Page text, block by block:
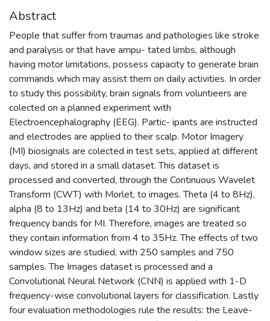
Abstract
People that suffer from traumas and pathologies like stroke
and paralysis or that have ampu- tated limbs, although
having motor limitations, possess capacity to generate brain
commands which may assist them on daily activities. In order
to study this possibility, brain signals from voluntieers are
colected on a planned experiment with
Electroencephalography (EEG). Partic- ipants are instructed
and electrodes are applied to their scalp. Motor Imagery
(MI) biosignals are colected in test sets, applied at different
days, and stored in a small dataset. This dataset is
processed and converted, through the Continuous Wavelet
Transform (CWT) with Morlet, to images. Theta (4 to 8Hz),
alpha (8 to 13Hz) and beta (14 to 30Hz) are significant
frequency bands for MI. Therefore, images are treated so
they contain information from 4 to 35Hz. The effects of two
window sizes are studied, with 250 samples and 750
samples. The Images dataset is processed and a
Convolutional Neural Network (CNN) is applied with 1-D
frequency-wise convolutional layers for classification. Lastly
four evaluation methodologies rule the results: the Leave-